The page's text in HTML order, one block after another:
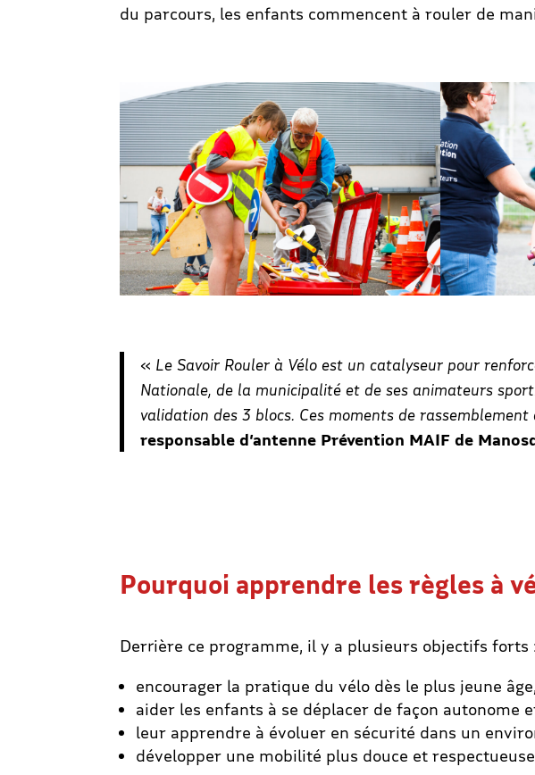
du parcours, les enfants commencent à rouler de
« Le Savoir Rouler à Vélo est un catalyseur pour
Nationale, de la municipalité et de ses animateurs
validation des 3 blocs. Ces moments de
responsable d’antenne Prévention MAIF de
Pourquoi apprendre les règles à
Derrière ce programme, il y a plusieurs objectifs forts :
encourager la pratique du vélo dès le plus jeune âge,
aider les enfants à se déplacer de façon autonome
leur apprendre à évoluer en sécurité dans un
développer une mobilité plus douce et